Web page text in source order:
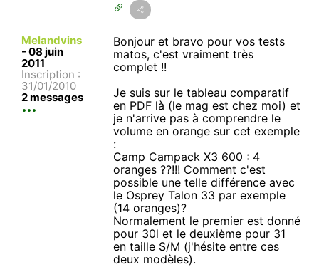
Melandvins
- 08 juin
2011
Inscription :
31/01/2010
2 messages
Bonjour et bravo pour vos tests
matos, c'est vraiment très
complet !!
Je suis sur le tableau comparatif
en PDF là (le mag est chez moi) et
je n'arrive pas à comprendre le
volume en orange sur cet exemple
:
Camp Campack X3 600 : 4
oranges ??!!! Comment c'est
possible une telle différence avec
le Osprey Talon 33 par exemple
(14 oranges)?
Normalement le premier est donné
pour 30l et le deuxième pour 31
en taille S/M (j'hésite entre ces
deux modèles).